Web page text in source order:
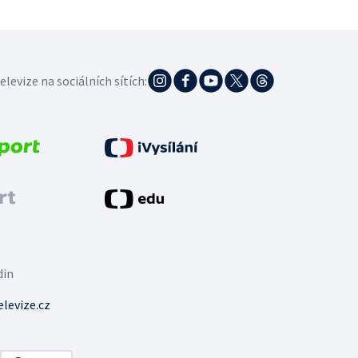
na sociálních sítích: